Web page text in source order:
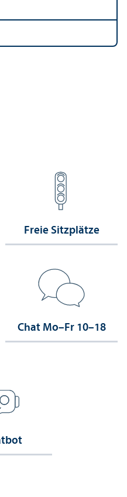
Freie Sitzplätze
Chat Mo–Fr 10–18